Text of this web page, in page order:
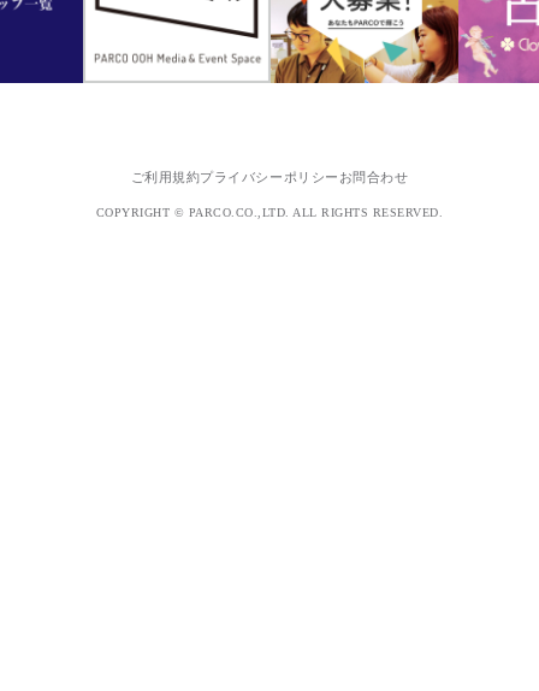
ご利用規約プライバシーポリシー お問合わせ
COPYRIGHT © PARCO.CO.,LTD. ALL RIGHTS RESERVED.